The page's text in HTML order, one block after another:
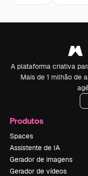
A plataforma criativa
Mais de 1 milhão de
Produtos
Spaces
Assistente de IA
Gerador de imagens
Gerador de vídeos